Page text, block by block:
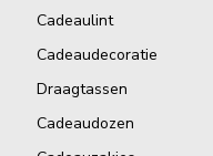
Cadeaulint
Cadeaudecoratie
Draagtassen
Cadeaudozen